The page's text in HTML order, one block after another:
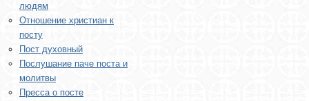
людям
Отношение христиан к
посту
Пост духовный
Послушание паче поста и
молитвы
Пресса о посте